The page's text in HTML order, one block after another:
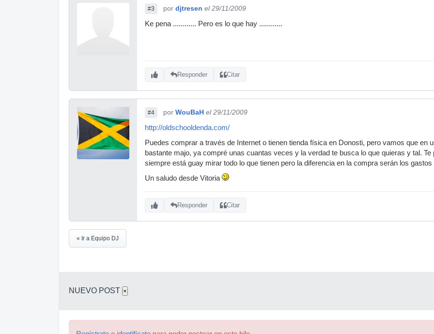
#3 por djtresen el 29/11/2009
Ke pena ............ Pero es lo que hay ............
Responder Citar
#4 por WouBaH el 29/11/2009
http://oldschooldenda.com/
Puedes comprar a través de Internet o tienen tienda física en Donosti, pero vamos que en
bastante majo, ya compré unas cuantas veces y la verdad te busca lo que quieras y tal.
siempre está guay mirar todo lo que tienen pero la diferencia en la compra serán los gastos
Un saludo desde Vitoria
Responder Citar
« Ir a Equipo DJ
NUEVO POST ×